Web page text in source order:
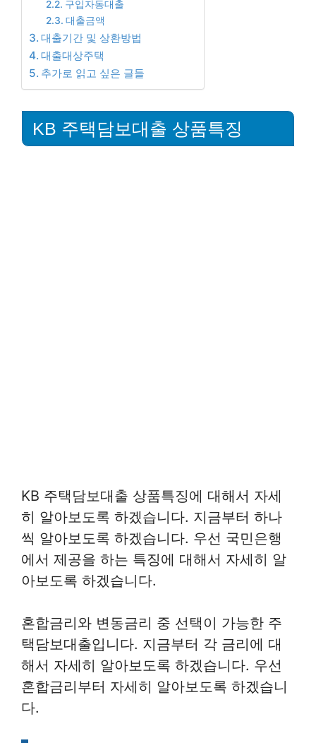
구입자동대출
대출금액
대출기간 및 상환방법
대출대상주택
추가로 읽고 싶은 글들
KB 주택담보대출 상품특징
KB 주택담보대출 상품특징에 대해서 자세
히 알아보도록 하겠습니다. 지금부터 하나
씩 알아보도록 하겠습니다. 우선 국민은행
에서 제공을 하는 특징에 대해서 자세히 알
아보도록 하겠습니다.
혼합금리와 변동금리 중 선택이 가능한 주
택담보대출입니다. 지금부터 각 금리에 대
해서 자세히 알아보도록 하겠습니다. 우선
혼합금리부터 자세히 알아보도록 하겠습니
다.